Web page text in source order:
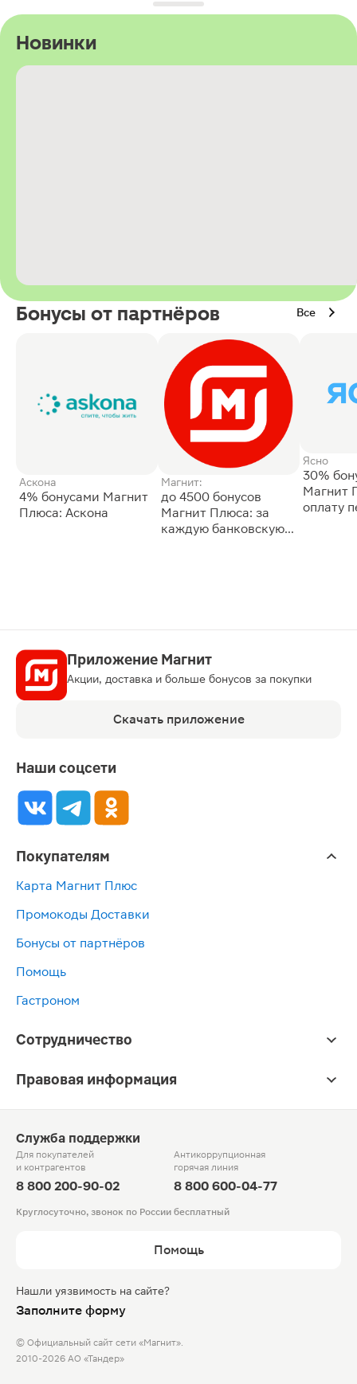
Новинки
Бонусы от партнёров Все
Аскона
4% бонусами Магнит
Плюса: Аскона
Магнит:
до 4500 бонусов
Магнит Плюса: за
каждую банковскую
Ясно
30%
Магнит
оплату
Приложение Магнит
Акции, доставка и больше бонусов за покупки
Скачать приложение
Наши соцсети
Покупателям
Карта Магнит Плюс
Промокоды Доставки
Бонусы от партнёров
Помощь
Гастроном
Сотрудничество
Правовая информация
Служба поддержки
Для покупателей
и контрагентов
8 800 200-90-02
Антикоррупционная
горячая линия
8 800 600-04-77
Круглосуточно, звонок по России бесплатный
Помощь
Нашли уязвимость на сайте?
Заполните форму
© Официальный сайт сети «Магнит».
2010-2026 АО «Тандер»